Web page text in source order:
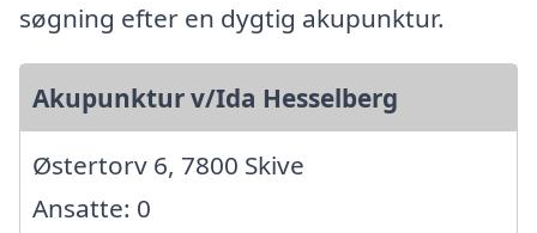
søgning efter en dygtig akupunktur.
Akupunktur v/Ida Hesselberg
Østertorv 6, 7800 Skive
Ansatte: 0